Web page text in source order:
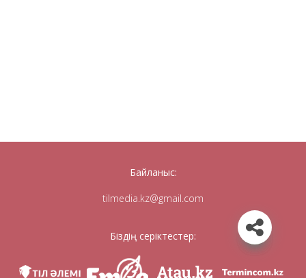
Байланыс:
tilmedia.kz@gmail.com
Біздің серіктестер: